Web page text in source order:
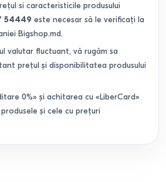
si caracteristicile produsului
54449 este necesar să le verificați la
Bigshop.md.
valutar fluctuant, vă rugăm sa
prețul și disponibilitatea produsului
0%» și achitarea cu «LiberCard»
și cele cu prețuri